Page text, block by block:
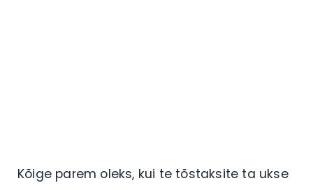
Kõige parem oleks, kui te tõstaksite ta ukse